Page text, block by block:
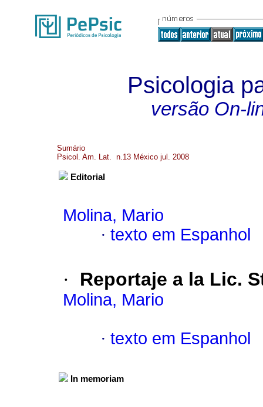
Psicologia
versão On-
Sumário
Psicol. Am. Lat. n.13 México jul. 2008
Editorial
Molina, Mario
· texto em Espanhol
· Reportaje a la Lic.
Molina, Mario
· texto em Espanhol
In memoriam